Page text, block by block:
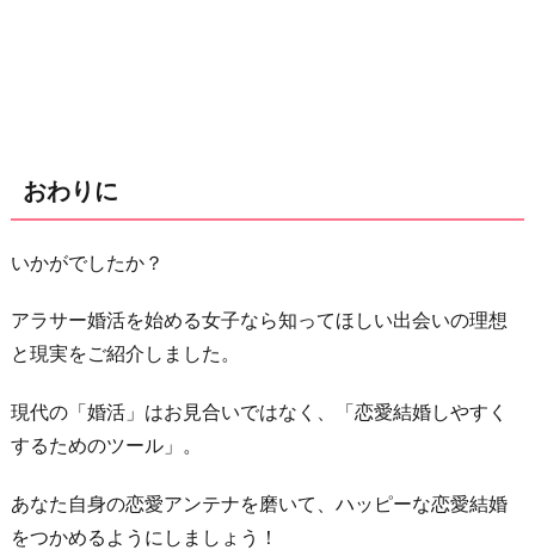
おわりに
いかがでしたか？
アラサー婚活を始める女子なら知ってほしい出会いの理想
と現実をご紹介しました。
現代の「婚活」はお見合いではなく、「恋愛結婚しやすく
するためのツール」。
あなた自身の恋愛アンテナを磨いて、ハッピーな恋愛結婚
をつかめるようにしましょう！